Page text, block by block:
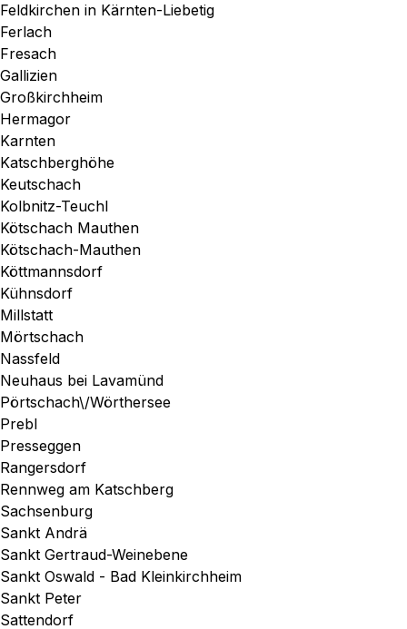
Feldkirchen in Kärnten-Liebetig
Ferlach
Fresach
Gallizien
Großkirchheim
Hermagor
Karnten
Katschberghöhe
Keutschach
Kolbnitz-Teuchl
Kötschach Mauthen
Kötschach-Mauthen
Köttmannsdorf
Kühnsdorf
Millstatt
Mörtschach
Nassfeld
Neuhaus bei Lavamünd
Pörtschach\/Wörthersee
Prebl
Presseggen
Rangersdorf
Rennweg am Katschberg
Sachsenburg
Sankt Andrä
Sankt Gertraud-Weinebene
Sankt Oswald - Bad Kleinkirchheim
Sankt Peter
Sattendorf